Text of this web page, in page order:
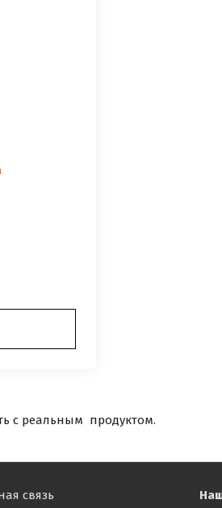
с реальным продуктом.
связь